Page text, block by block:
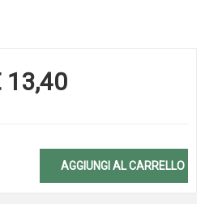
Prezzo
13,40
AGGIUNGI AL CARRELLO